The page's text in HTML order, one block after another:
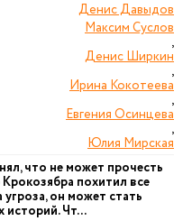
Денис Давыдов
Максим Суслов
,
Денис Ширкин
,
Ирина Кокотеева
,
Евгения Осинцева
,
Юлия Мирская
что не может прочесть
похитил все
он может стать
историй. Чт...